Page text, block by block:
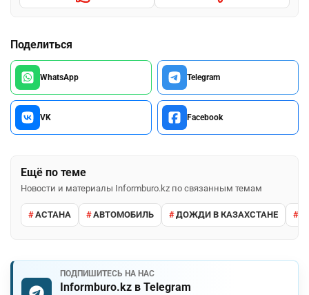
Поделиться
WhatsApp Telegram
VK Facebook
Ещё по теме
Новости и материалы Informburo.kz по связанным темам
АСТАНА АВТОМОБИЛЬ ДОЖДИ В КАЗАХСТАНЕ
ПОДПИШИТЕСЬ НА НАС
Informburo.kz в Telegram